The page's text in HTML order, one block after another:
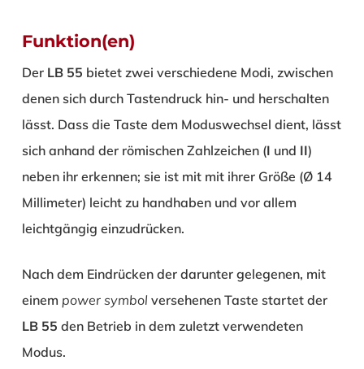
Funktion(en)
Der LB 55 bietet zwei verschiedene Modi, zwischen
denen sich durch Tastendruck hin- und herschalten
lässt. Dass die Taste dem Moduswechsel dient, lässt
sich anhand der römischen Zahlzeichen (I und II)
neben ihr erkennen; sie ist mit mit ihrer Größe (Ø 14
Millimeter) leicht zu handhaben und vor allem
leichtgängig einzudrücken.
Nach dem Eindrücken der darunter gelegenen, mit
einem power symbol versehenen Taste startet der
LB 55 den Betrieb in dem zuletzt verwendeten
Modus.